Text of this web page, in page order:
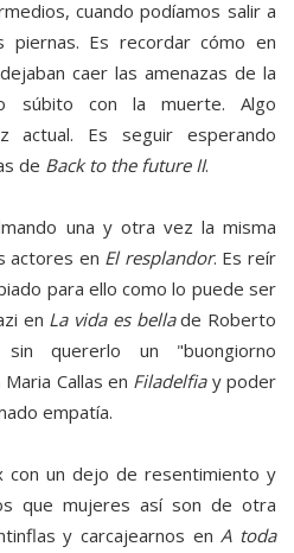
cuando podíamos salir a
Es recordar cómo en
caer las amenazas de la
súbito con la muerte. Algo
actual. Es seguir esperando
de Back to the future II.
una y otra vez la misma
actores en El resplandor. Es reír
para ello como lo puede ser
en La vida es bellade Roberto
quererlo un "buongiorno
Callas en Filadelfiay poder
empatía.
con un dejo de resentimiento y
que mujeres así son de otra
y carcajearnos enA toda